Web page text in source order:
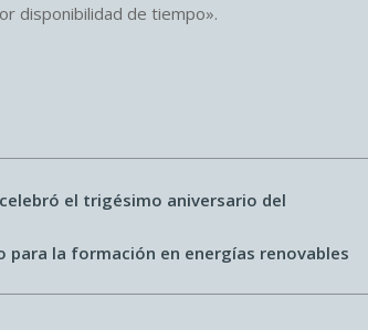
disponibilidad de tiempo».
el trigésimo aniversario del
para la formación en energías renovables